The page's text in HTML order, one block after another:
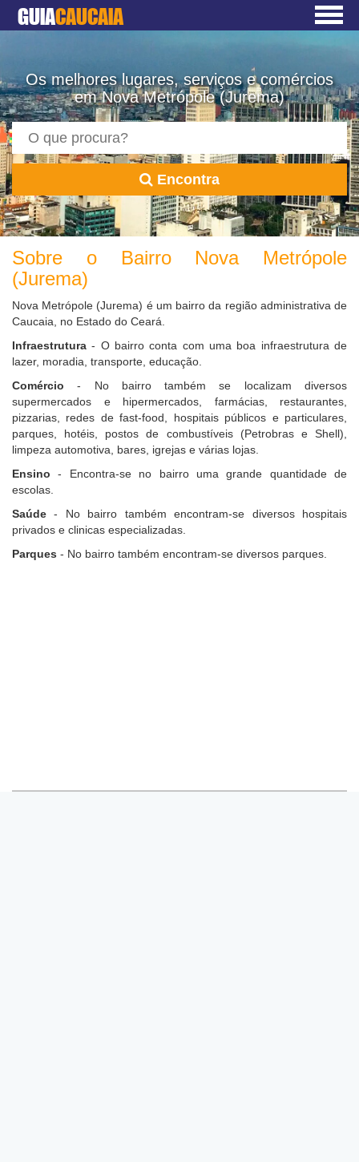
GUIACAUCAIA
Os melhores lugares, serviços e comércios
em Nova Metrópole (Jurema)
Encontra
Sobre o Bairro Nova Metrópole
(Jurema)
Nova Metrópole (Jurema) é um bairro da região administrativa de
Caucaia, no Estado do Ceará.
Infraestrutura - O bairro conta com uma boa infraestrutura de
lazer, moradia, transporte, educação.
Comércio - No bairro também se localizam diversos
supermercados e hipermercados, farmácias, restaurantes,
pizzarias, redes de fast-food, hospitais públicos e particulares,
parques, hotéis, postos de combustíveis (Petrobras e Shell),
limpeza automotiva, bares, igrejas e várias lojas.
Ensino - Encontra-se no bairro uma grande quantidade de
escolas.
Saúde - No bairro também encontram-se diversos hospitais
privados e clinicas especializadas.
Parques - No bairro também encontram-se diversos parques.